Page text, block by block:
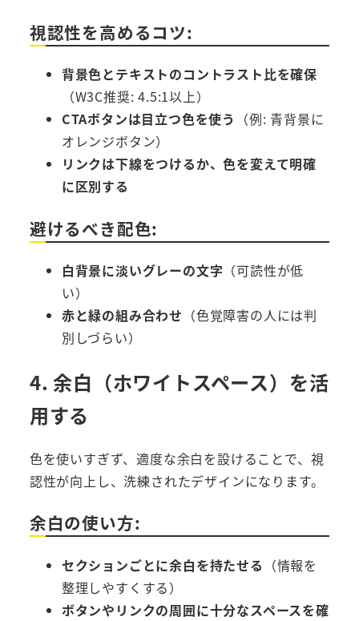
視認性を高めるコツ:
背景色とテキストのコントラスト比を確保
（W3C推奨: 4.5:1以上）
CTAボタンは目立つ色を使う （例: 青背景に
オレンジボタン）
リンクは下線をつけるか、色を変えて明確
に区別する
避けるべき配色:
白背景に淡いグレーの文字 （可読性が低
い）
赤と緑の組み合わせ （色覚障害の人には判
別しづらい）
4. 余白（ホワイトスペース）を活
用する
色を使いすぎず、適度な余白を設けることで、視
認性が向上し、洗練されたデザインになります。
余白の使い方:
セクションごとに余白を持たせる （情報を
整理しやすくする）
ボタンやリンクの周囲に十分なスペースを確